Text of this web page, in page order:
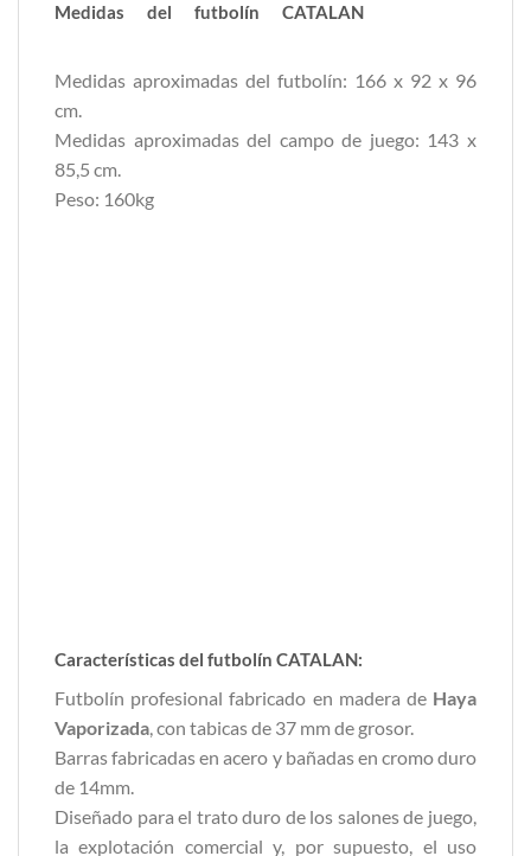
Medidas del futbolín CATALAN
Medidas aproximadas del futbolín: 166 x 92 x 96
cm.
Medidas aproximadas del campo de juego: 143 x
85,5 cm.
Peso: 160kg
Características del futbolín CATALAN:
Futbolín profesional fabricado en madera de Haya
Vaporizada, con tabicas de 37 mm de grosor.
Barras fabricadas en acero y bañadas en cromo duro
de 14mm.
Diseñado para el trato duro de los salones de juego,
la explotación comercial y, por supuesto, el uso